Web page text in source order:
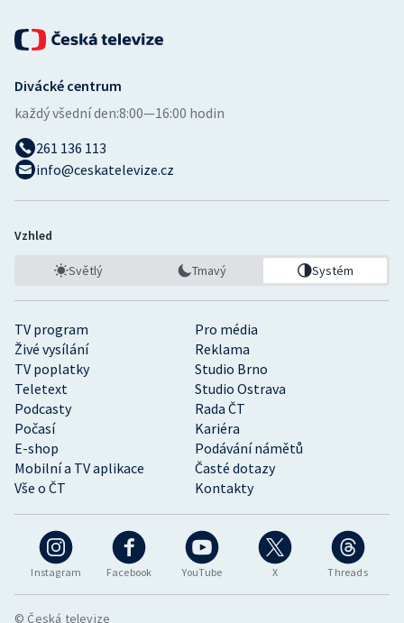
Ostatní
Instagram Facebook YouTube X Threads
TV program
Pro média
Živé vysílání
Reklama
TV poplatky
Studio Brno
Teletext
Studio Ostrava
Podcasty
Rada ČT
Počasí
Kariéra
E-shop
Podávání námětů
Mobilní a TV aplikace
Časté dotazy
Vše o ČT
Kontakty
Divácké centrum
každý všední den:8:00—16:00 hodin
261 136 113
info@ceskatelevize.cz
Vzhled
Světlý Tmavý Systém
© Česká televize